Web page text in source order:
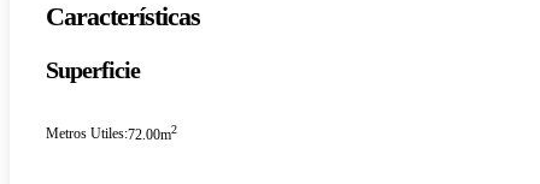
Características
Superficie
Metros Utiles:72.00m2